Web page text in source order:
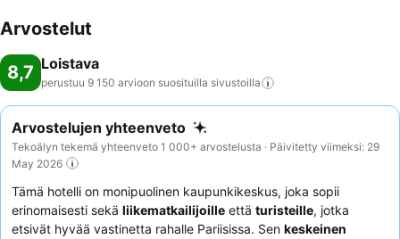
Arvostelut
8,7 Loistava
perustuu 9 150 arvioon suosituilla sivustoilla
Arvostelujen yhteenveto
Tekoälyn tekemä yhteenveto 1 000+ arvostelusta · Päivitetty viimeksi: 29
May 2026
Tämä hotelli on monipuolinen kaupunkikeskus, joka sopii
erinomaisesti sekä liikematkailijoille että turisteille, jotka
etsivät hyvää vastinetta rahalle Pariisissa. Sen keskeinen